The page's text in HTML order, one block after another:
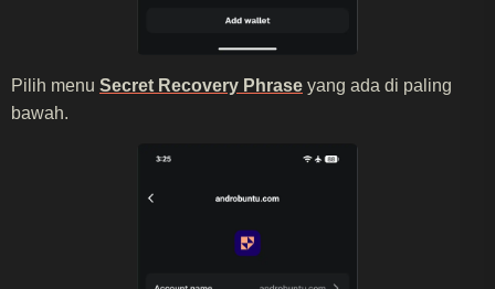
Pilih menu Secret Recovery Phrase yang ada di paling
bawah.